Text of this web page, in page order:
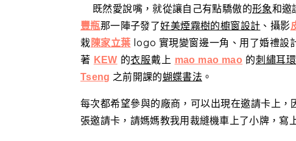
既然愛說嘴，就從讓自己有點驕傲的形象和邀
豐瓶那一陣子發了好美煙霧樹的櫥窗設計 、攝影
栽 陳家立葉 logo 實現變窗邊一角、用了婚禮設
著 KEW 的衣服戴上 mao mao mao 的刺繡耳環
Tseng 之前開課的蝴蝶書法 。
每次都希望參與的廠商，可以出現在邀請卡上
張邀請卡，請媽媽教我用裁縫機車上了小牌，寫